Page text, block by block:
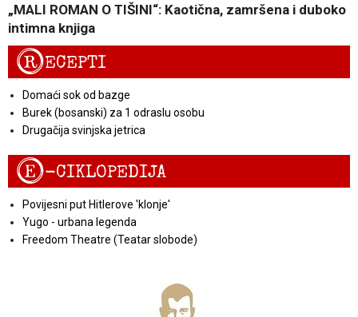
„MALI ROMAN O TIŠINI“: Kaotična, zamršena i duboko
intimna knjiga
RECEPTI
Domaći sok od bazge
Burek (bosanski) za 1 odraslu osobu
Drugačija svinjska jetrica
E-CIKLOPEDIJA
Povijesni put Hitlerove 'klonje'
Yugo - urbana legenda
Freedom Theatre (Teatar slobode)